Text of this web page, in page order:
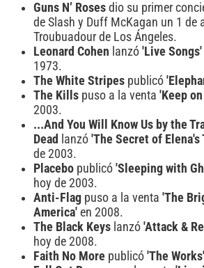
Guns N’ Roses dio su primer
de Slash y Duff McKagan un 1 de
Troubuadour de Los Ángeles.
Leonard Cohen lanzó 'Live Songs'
1973.
The White Stripes publicó
The Kills puso a la venta 'Keep
2003.
...And You Will Know Us by the
Dead lanzó 'The Secret of Elena's
de 2003.
Placebo publicó 'Sleeping with
hoy de 2003.
Anti-Flag puso a la venta 'The
America' en 2008.
The Black Keys lanzó 'Attack &
hoy de 2008.
Faith No More publicó 'The Works'